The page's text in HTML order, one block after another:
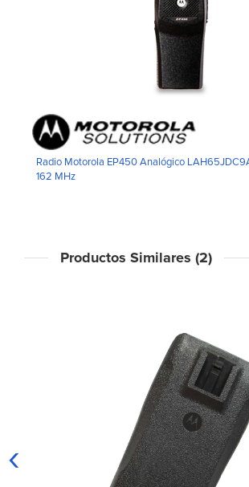
Radio Motorola EP450 Analógico
162 MHz
Productos Similares (2)
‹